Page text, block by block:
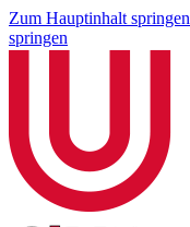
Zum Hauptinhalt springen
springen